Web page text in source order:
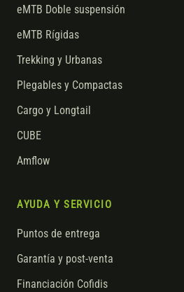
eMTB Doble suspensión
eMTB Rígidas
Trekking y Urbanas
Plegables y Compactas
Cargo y Longtail
CUBE
Amflow
AYUDA Y SERVICIO
Puntos de entrega
Garantía y post-venta
Financiación Cofidis